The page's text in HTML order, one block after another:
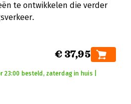
te ontwikkelen die verder
€ 37,95
23:00 besteld, zaterdag in huis |